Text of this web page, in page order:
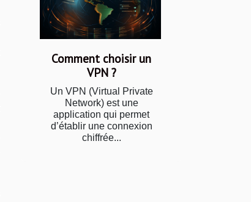
Comment choisir un
VPN ?
Un VPN (Virtual Private
Network) est une
application qui permet
d’établir une connexion
chiffrée...